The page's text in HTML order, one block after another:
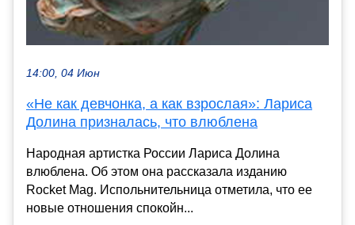
14:00, 04 Июн
«Не как девчонка, а как взрослая»: Лариса
Долина призналась, что влюблена
Народная артистка России Лариса Долина
влюблена. Об этом она рассказала изданию
Rocket Mag. Испольнительница отметила, что ее
новые отношения спокойн...